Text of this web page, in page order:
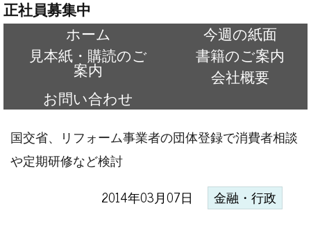
正社員募集中
ホーム
今週の紙面
見本紙・購読のご
案内
書籍のご案内
会社概要
お問い合わせ
国交省、リフォーム事業者の団体登録で消費者相談
や定期研修など検討
2014年03月07日 金融・行政